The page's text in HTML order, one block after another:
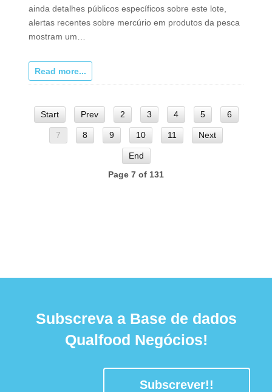
ainda detalhes públicos específicos sobre este lote,
alertas recentes sobre mercúrio em produtos da pesca
mostram um…
Read more...
Start Prev 2 3 4 5 6
7 8 9 10 11 Next
End
Page 7 of 131
Subscreva a Base de dados
Qualfood Negócios!
Subscrever!!